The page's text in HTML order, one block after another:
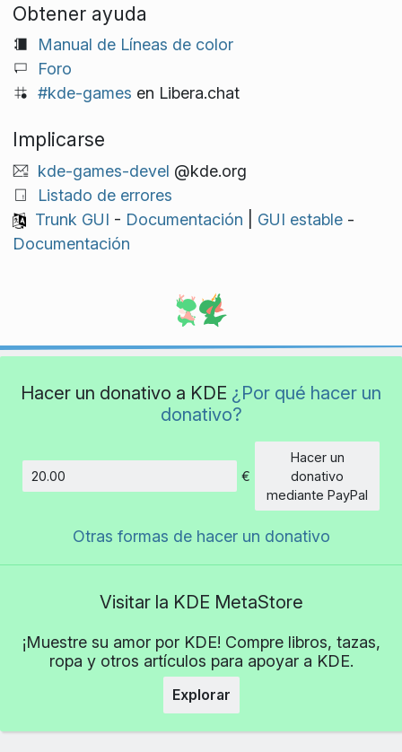
Obtener ayuda
Manual de Líneas de color
Foro
#kde-games en Libera.chat
Implicarse
kde-games-devel @kde.org
Listado de errores
Trunk GUI - Documentación GUI estable-
Documentación
Hacer un donativo a KDE ¿Por qué hacer un
donativo?
Cantidad
€
Hacer un
donativo
mediante PayPal
Otras formas de hacer un donativo
Visitar la KDE MetaStore
¡Muestre su amor por KDE! Compre libros, tazas,
ropa y otros artículos para apoyar a KDE.
Explorar